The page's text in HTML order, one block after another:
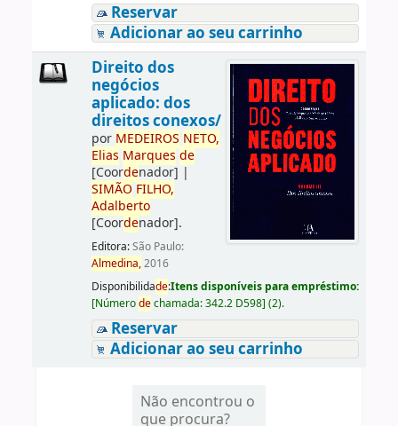
Reservar
Adicionar ao seu carrinho
Direito dos
negócios
aplicado: dos
direitos conexos/
por MEDEIROS NETO,
Elias Marques de
[Coordenador] |
SIMÃO FILHO,
Adalberto
[Coordenador].
Editora:São Paulo:
Almedina,2016
Disponibilidade:Itens disponíveis para empréstimo:
[Númerodechamada:342.2 D598] (2).
Reservar
Adicionar ao seu carrinho
Não encontrou o
que procura?